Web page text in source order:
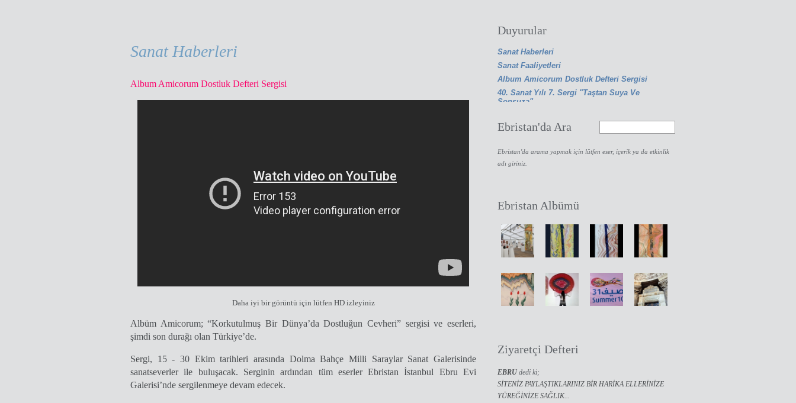
Sanat Haberleri
Album Amicorum Dostluk Defteri Sergisi
Daha iyi bir görüntü için lütfen HD izleyiniz
Albüm Amicorum; “Korkutulmuş Bir Dünya’da Dostluğun Cevheri” sergisi ve eserleri,
şimdi son durağı olan Türkiye’de.
Sergi, 15 - 30 Ekim tarihleri arasında Dolma Bahçe Milli Saraylar Sanat Galerisinde
sanatseverler ile buluşacak. Serginin ardından tüm eserler Ebristan İstanbul Ebru Evi
Galerisi’nde sergilenmeye devam edecek.
Duyurular
Sanat Haberleri
Sanat Faaliyetleri
Album Amicorum Dostluk Defteri Sergisi
40. Sanat Yılı 7. Sergi "Taştan Suya Ve
Sonsuza"
Ebristan'da Ara
Ebristan'da arama yapmak için lütfen eser, içerik ya da etkinlik
adı giriniz.
Ebristan Albümü
Ziyaretçi Defteri
EBRU dedi ki;
SİTENİZ PAYLAŞTIKLARINIZ BİR HARİKA ELLERİNİZE
YÜREĞİNİZE SAĞLIK...